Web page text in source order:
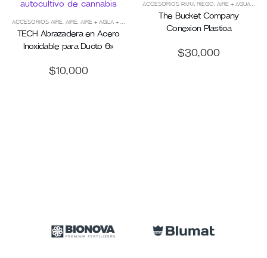
ACCESORIOS AIRE AIRE AIRE + AGUA + CO2
TECH Abrazadera en Acero
Inoxidable para Ducto 6»
$10,000
ACCESORIOS PARA RIEGO AIRE + AGUA + CO2
The Bucket Company
Conexion Plastica
$30,000